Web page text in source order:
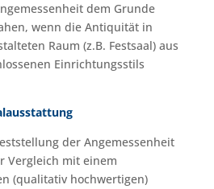
dem Grunde
wenn die Antiquität in
Raum (z.B. Festsaal) aus
Einrichtungsstils
der Angemessenheit
Vergleich mit einem
(qualitativ hochwertigen)